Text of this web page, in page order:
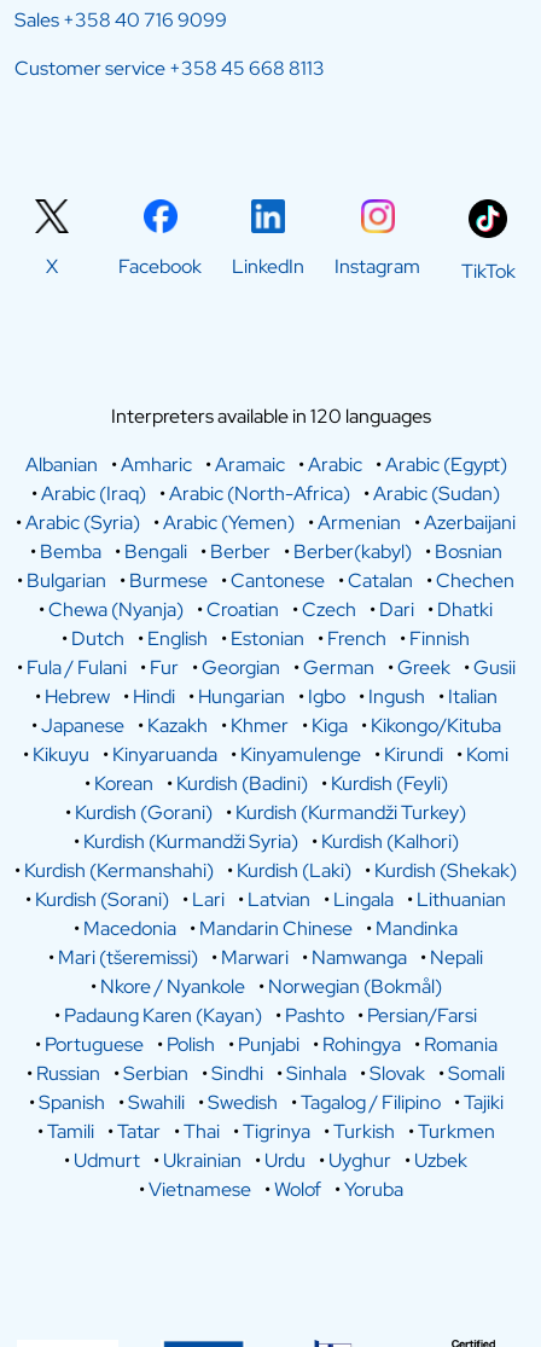
Sales+358 40 716 9099
Customer service+358 45 668 8113
X Facebook LinkedIn Instagram TikTok
Interpreters available in 120 languages
Albanian
•Amharic •Aramaic •Arabic •Arabic (Egypt)
•Arabic (Iraq) •Arabic (North-Africa) •Arabic (Sudan)
•Arabic (Syria) •Arabic (Yemen) •Armenian •Azerbaijani
•Bemba •Bengali •Berber •Berber(kabyl) •Bosnian
•Bulgarian •Burmese •Cantonese •Catalan •Chechen
•Chewa (Nyanja) •Croatian •Czech •Dari •Dhatki
•Dutch •English •Estonian •French •Finnish
•Fula / Fulani •Fur •Georgian •German •Greek •Gusii
•Hebrew •Hindi •Hungarian •Igbo •Ingush •Italian
•Japanese •Kazakh •Khmer •Kiga •Kikongo/Kituba
•Kikuyu •Kinyaruanda •Kinyamulenge •Kirundi •Komi
•Korean •Kurdish (Badini) •Kurdish (Feyli)
•Kurdish (Gorani) •Kurdish (Kurmandži Turkey)
•Kurdish (Kurmandži Syria) •Kurdish (Kalhori)
•Kurdish (Kermanshahi) •Kurdish (Laki) •Kurdish (Shekak)
•Kurdish (Sorani) •Lari •Latvian •Lingala •Lithuanian
•Macedonia •Mandarin Chinese •Mandinka
•Mari (tšeremissi) •Marwari •Namwanga •Nepali
•Nkore / Nyankole •Norwegian (Bokmål)
•Padaung Karen (Kayan) •Pashto •Persian/Farsi
•Portuguese •Polish •Punjabi •Rohingya •Romania
•Russian •Serbian •Sindhi •Sinhala •Slovak •Somali
•Spanish •Swahili •Swedish •Tagalog / Filipino •Tajiki
•Tamili •Tatar •Thai •Tigrinya •Turkish •Turkmen
•Udmurt •Ukrainian •Urdu •Uyghur •Uzbek
•Vietnamese •Wolof •Yoruba